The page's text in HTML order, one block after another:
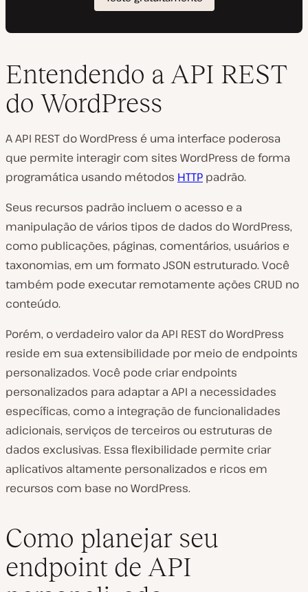
Entendendo a API REST
do WordPress
A API REST do WordPress é uma interface poderosa
que permite interagir com sites WordPress de forma
programática usando métodos HTTP padrão.
Seus recursos padrão incluem o acesso e a
manipulação de vários tipos de dados do WordPress,
como publicações, páginas, comentários, usuários e
taxonomias, em um formato JSON estruturado. Você
também pode executar remotamente ações CRUD no
conteúdo.
Porém, o verdadeiro valor da API REST do WordPress
reside em sua extensibilidade por meio de endpoints
personalizados. Você pode criar endpoints
personalizados para adaptar a API a necessidades
específicas, como a integração de funcionalidades
adicionais, serviços de terceiros ou estruturas de
dados exclusivas. Essa flexibilidade permite criar
aplicativos altamente personalizados e ricos em
recursos com base no WordPress.
Como planejar seu
endpoint de API